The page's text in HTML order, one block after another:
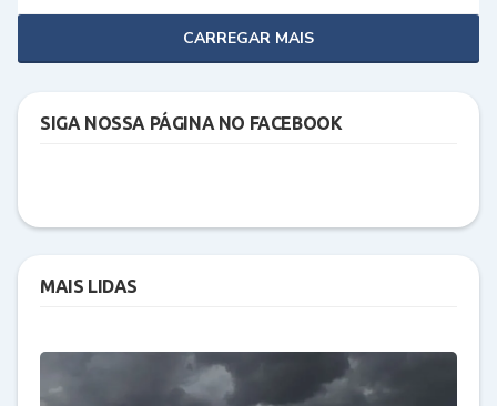
CARREGAR MAIS
SIGA NOSSA PÁGINA NO FACEBOOK
MAIS LIDAS